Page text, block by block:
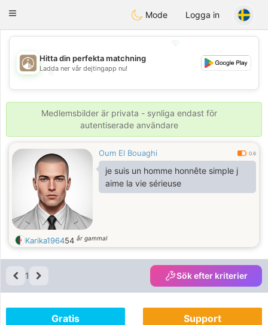
ahebik
Toggle
Mode Logga in
💖
💕
💕
Hitta din perfekta matchning
Ladda ner vår dejtingapp nu!
Medlemsbilder är privata - synliga endast för
autentiserade användare
Oum El Bouaghi 0.6
je suis un homme honnête simple j
aime la vie sérieuse
Karika196454 år gammal
1 Sök efter kriterier
Gratis Support